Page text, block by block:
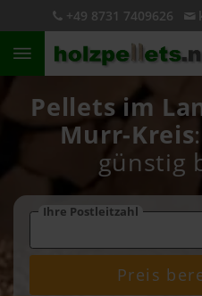
+49 8731 7409626
Pellets im
Murr-Kreis
günstig
Ihre Postleitzahl
Preis